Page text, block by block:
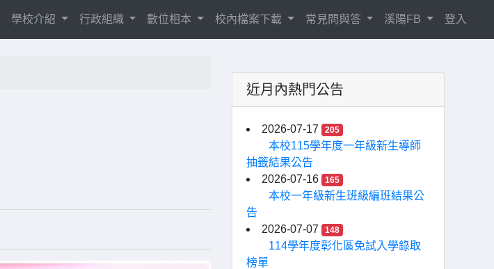
學校介紹 行政組織 數位相本 校內檔案下載 常見問與答 溪陽FB 登入
近月內熱門公告
2026-07-17 205
本校115學年度一年級新生導師
抽籤結果公告
2026-07-16
165
本校一年級新生班級編班結果公
告
2026-07-07
148
114學年度彰化區免試入學錄取
榜單